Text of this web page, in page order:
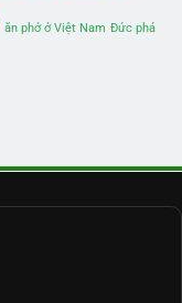
ăn phở ở Việt Nam Đức phá